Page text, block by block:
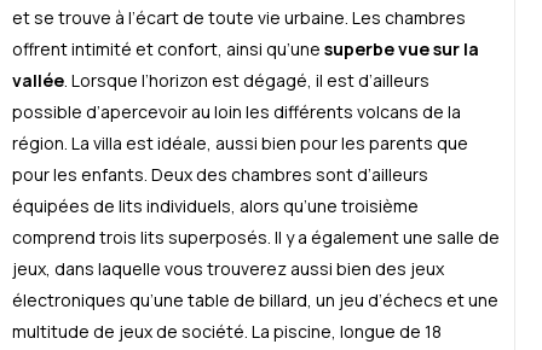
et se trouve à l’écart de toute vie urbaine. Les chambres
offrent intimité et confort, ainsi qu’une superbe vue sur la
vallée. Lorsque l’horizon est dégagé, il est d’ailleurs
possible d’apercevoir au loin les différents volcans de la
région. La villa est idéale, aussi bien pour les parents que
pour les enfants. Deux des chambres sont d’ailleurs
équipées de lits individuels, alors qu’une troisième
comprend trois lits superposés. Il y a également une salle de
jeux, dans laquelle vous trouverez aussi bien des jeux
électroniques qu’une table de billard, un jeu d’échecs et une
multitude de jeux de société. La piscine, longue de 18